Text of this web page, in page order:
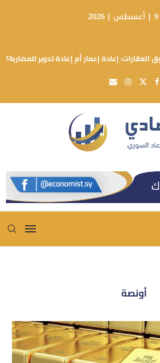
العقارات: إعادة إعمار أم إعادة تدوير للمضاربة؟
أونصة